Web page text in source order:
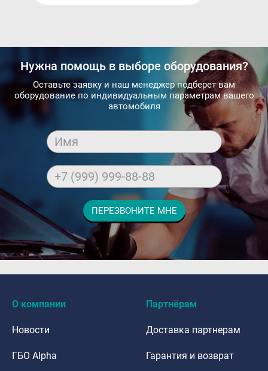
Нужна помощь в выборе оборудования?
Оставьте заявку и наш менеджер подберет вам
оборудование по индивидуальным параметрам вашего
автомобиля
Имя
+7 (999) 999-88-88
ПЕРЕЗВОНИТЕ МНЕ
О компании
Новости
ГБО Alpha
Партнёрам
Доставка партнерам
Гарантия и возврат